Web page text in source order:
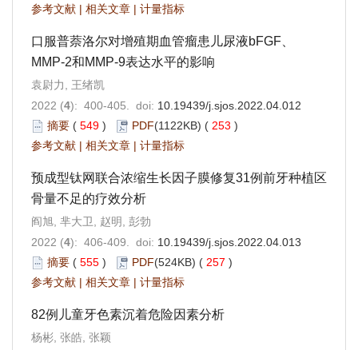
参考文献 | 相关文章 | 计量指标
口服普萘洛尔对增殖期血管瘤患儿尿液bFGF、
MMP-2和MMP-9表达水平的影响
袁尉力, 王绪凯
2022 (4): 400-405. doi: 10.19439/j.sjos.2022.04.012
摘要 ( 549 ) PDF(1122KB) ( 253 )
参考文献 | 相关文章 | 计量指标
预成型钛网联合浓缩生长因子膜修复31例前牙种植区
骨量不足的疗效分析
阎旭, 芈大卫, 赵明, 彭勃
2022 (4): 406-409. doi: 10.19439/j.sjos.2022.04.013
摘要 ( 555 ) PDF(524KB) ( 257 )
参考文献 | 相关文章 | 计量指标
82例儿童牙色素沉着危险因素分析
杨彬, 张皓, 张颖